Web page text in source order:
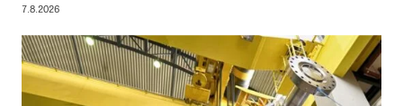
7.8.2026